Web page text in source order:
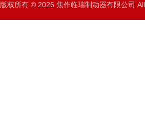
版权所有 © 2026 焦作临瑞制动器有限公